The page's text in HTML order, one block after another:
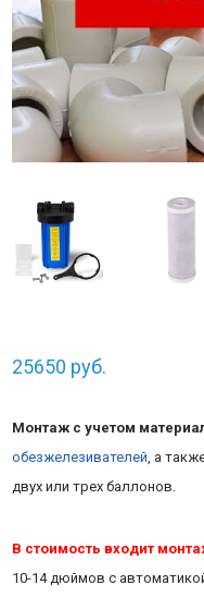
25650 руб.
Монтаж с учетом
обезжелезивателей, а
двух или трех баллонов.
В стоимость входит
10-14 дюймов с